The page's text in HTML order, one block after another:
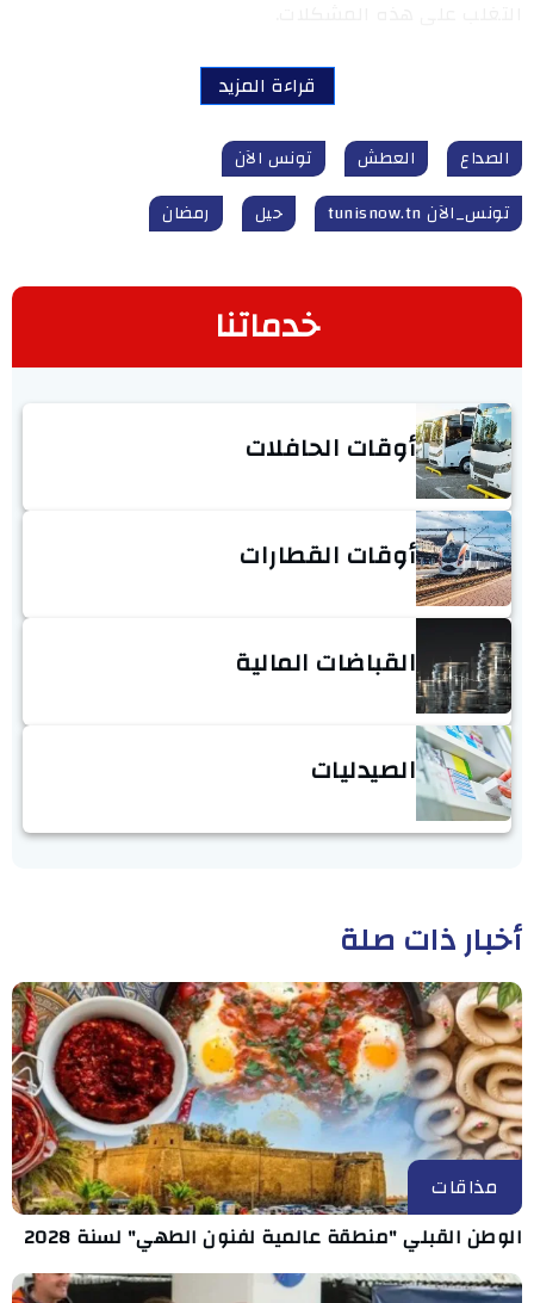
قراءة المزيد
الصداع العطش
تونس الآن
تونس_الآن tunisnow.tn
حيل رمضان
خدماتنا
أوقات الحافلات
أوقات القطارات
القباضات المالية
الصيدليات
أخبار ذات صلة
مذاقات
الوطن القبلي "منطقة عالمية لفنون الطهي" لسنة 2028